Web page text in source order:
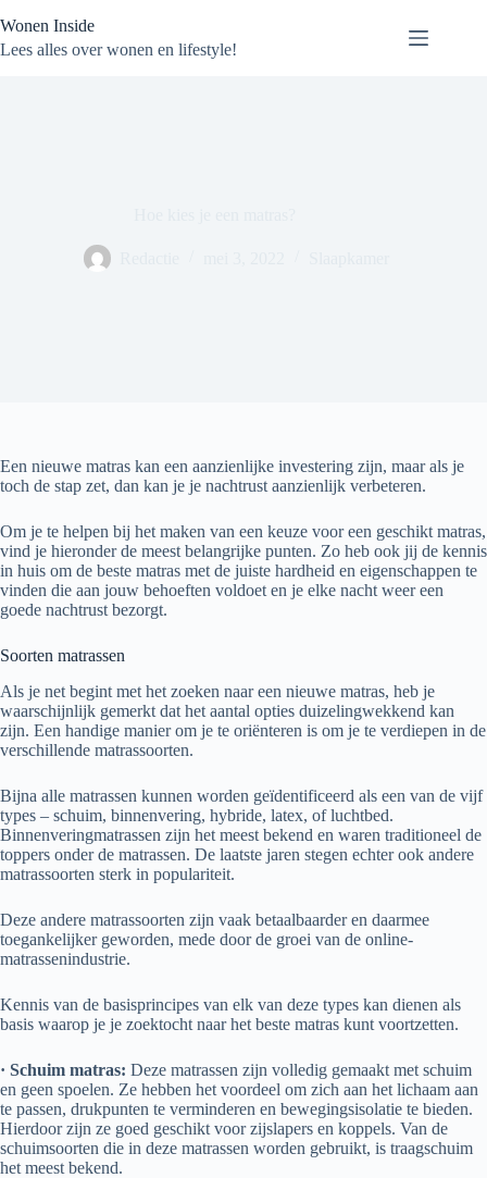
naar
de
Wonen Inside
Lees alles over wonen en lifestyle!
Een nieuwe matras kan een aanzienlijke investering zijn, maar als je
toch de stap zet, dan kan je je nachtrust aanzienlijk verbeteren.
Om je te helpen bij het maken van een keuze voor een geschikt matras,
vind je hieronder de meest belangrijke punten. Zo heb ook jij de kennis
in huis om de beste matras met de juiste hardheid en eigenschappen te
vinden die aan jouw behoeften voldoet en je elke nacht weer een
goede nachtrust bezorgt.
Soorten matrassen
Als je net begint met het zoeken naar een nieuwe matras, heb je
waarschijnlijk gemerkt dat het aantal opties duizelingwekkend kan
zijn. Een handige manier om je te oriënteren is om je te verdiepen in de
verschillende matrassoorten.
Bijna alle matrassen kunnen worden geïdentificeerd als een van de vijf
types – schuim, binnenvering, hybride, latex, of luchtbed.
Binnenveringmatrassen zijn het meest bekend en waren traditioneel de
toppers onder de matrassen. De laatste jaren stegen echter ook andere
matrassoorten sterk in populariteit.
Deze andere matrassoorten zijn vaak betaalbaarder en daarmee
toegankelijker geworden, mede door de groei van de online-
matrassenindustrie.
Kennis van de basisprincipes van elk van deze types kan dienen als
basis waarop je je zoektocht naar het beste matras kunt voortzetten.
· Schuim matras: Deze matrassen zijn volledig gemaakt met schuim
en geen spoelen. Ze hebben het voordeel om zich aan het lichaam aan
te passen, drukpunten te verminderen en bewegingsisolatie te bieden.
Hierdoor zijn ze goed geschikt voor zijslapers en koppels. Van de
schuimsoorten die in deze matrassen worden gebruikt, is traagschuim
het meest bekend.